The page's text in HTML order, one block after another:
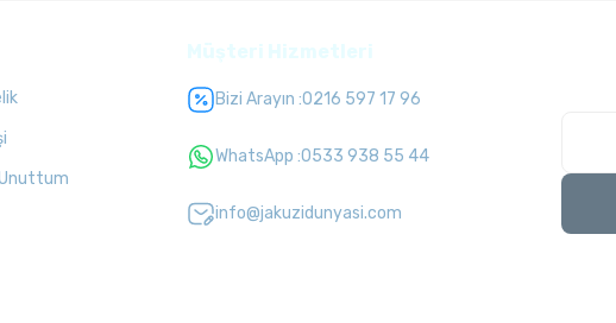
Bizi Arayın :0216 597 17 96
WhatsApp :0533 938 55 44
info@jakuzidunyasi.com